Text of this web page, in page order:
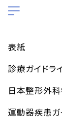
表紙
診療ガイドラ
日本整形外
運動器疾患ガ